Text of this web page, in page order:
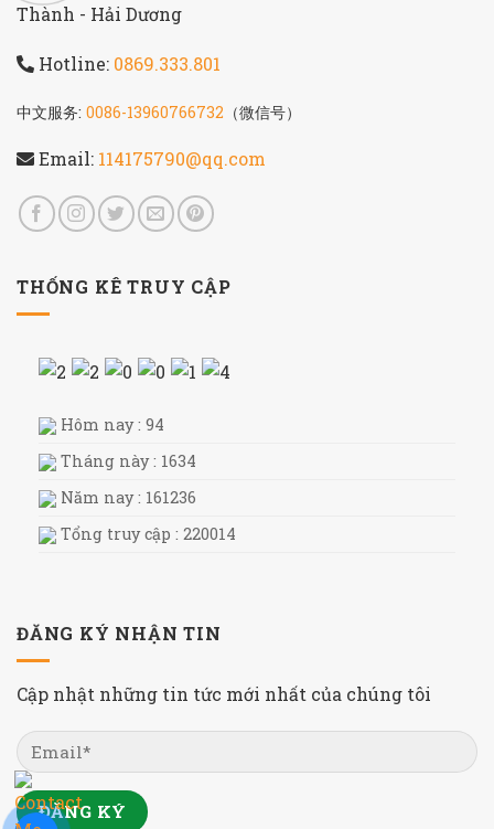
Thành - Hải Dương
Hotline: 0869.333.801
中文服务: 0086-13960766732 （微信号）
Email: 114175790@qq.com
THỐNG KÊ TRUY CẬP
Hôm nay : 94
Tháng này : 1634
Năm nay : 161236
Tổng truy cập : 220014
ĐĂNG KÝ NHẬN TIN
Cập nhật những tin tức mới nhất của chúng tôi